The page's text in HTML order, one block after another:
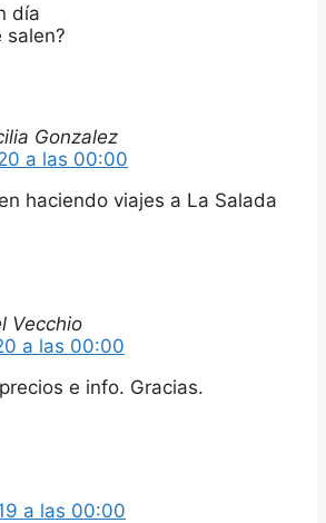
día
salen?
Gonzalez
a las 00:00
haciendo viajes a La Salada
Vecchio
a las 00:00
e info. Gracias.
a las 00:00